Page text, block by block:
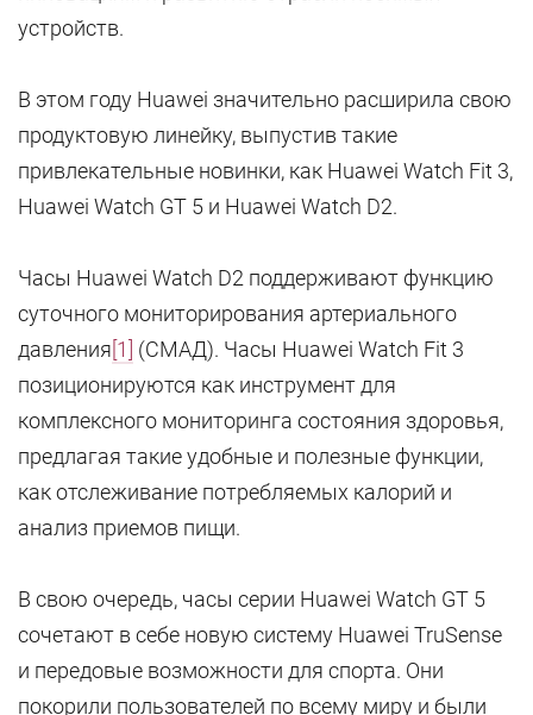
устройств.
В этом году Huawei значительно расширила свою
продуктовую линейку, выпустив такие
привлекательные новинки, как Huawei Watch Fit 3,
Huawei Watch GT 5 и Huawei Watch D2.
Часы Huawei Watch D2 поддерживают функцию
суточного мониторирования артериального
давления [1]
(СМАД). Часы Huawei Watch Fit 3
позиционируются как инструмент для
комплексного мониторинга состояния здоровья,
предлагая такие удобные и полезные функции,
как отслеживание потребляемых калорий и
анализ приемов пищи.
В свою очередь, часы серии Huawei Watch GT 5
сочетают в себе новую систему Huawei TruSense
и передовые возможности для спорта. Они
покорили пользователей по всему миру и были